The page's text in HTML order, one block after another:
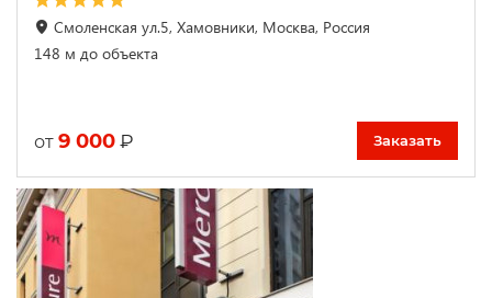
Смоленская ул.5, Хамовники, Москва, Россия
148 м до объекта
от 9 000 ₽ Заказать